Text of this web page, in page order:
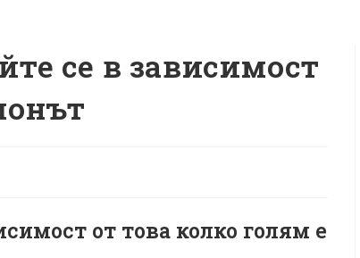
се в зависимост
от това колко голям е